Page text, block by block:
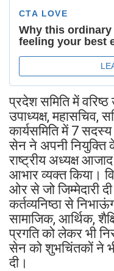
प्रदेश समिति में वरिष्ठ
उपाध्यक्ष, महासचिव,
कार्यसमिति में 7
सेन ने अपनी नियुक्ति
राष्ट्रीय अध्यक्ष
आभार व्यक्त किया।
ओर से जो जिम्मेदारी
कर्तव्यनिष्ठा से
सामाजिक, आर्थिक,
प्रगति को लेकर भी
सेन को शुभचिंतकों ने
दी।